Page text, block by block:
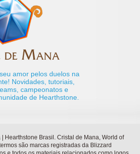
amor pelos duelos na
Novidades, tutoriais,
campeonatos e
de Hearthstone.
Hearthstone Brasil. Cristal de Mana, World of
são marcas registradas da Blizzard